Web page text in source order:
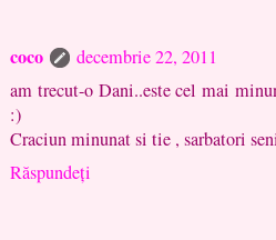
coco
decembrie 22, 2011
am trecut-o Dani..este cel mai
:)
Craciun minunat si tie , sarbatori
Răspundeți